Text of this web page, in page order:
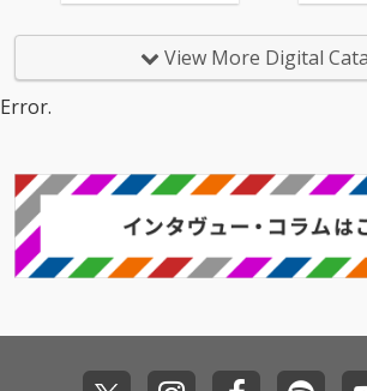
View More Digital
Error.